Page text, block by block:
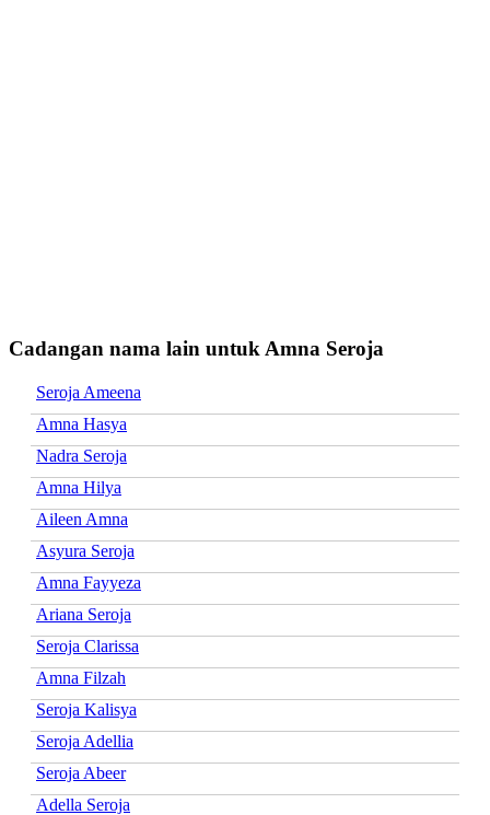
Cadangan nama lain untuk Amna Seroja
Seroja Ameena
Amna Hasya
Nadra Seroja
Amna Hilya
Aileen Amna
Asyura Seroja
Amna Fayyeza
Ariana Seroja
Seroja Clarissa
Amna Filzah
Seroja Kalisya
Seroja Adellia
Seroja Abeer
Adella Seroja